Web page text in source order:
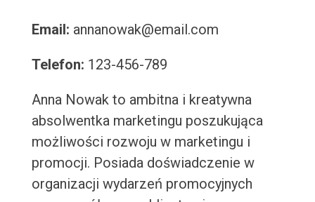
Email: annanowak@email.com
Telefon: 123-456-789
Anna Nowak to ambitna i kreatywna
absolwentka marketingu poszukująca
możliwości rozwoju w marketingu i
promocji. Posiada doświadczenie w
organizacji wydarzeń promocyjnych